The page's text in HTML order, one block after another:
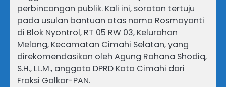
perbincangan publik. Kali ini, sorotan tertuju
pada usulan bantuan atas nama Rosmayanti
di Blok Nyontrol, RT 05 RW 03, Kelurahan
Melong, Kecamatan Cimahi Selatan, yang
direkomendasikan oleh Agung Rohana Shodiq,
S.H., LL.M., anggota DPRD Kota Cimahi dari
Fraksi Golkar-PAN.